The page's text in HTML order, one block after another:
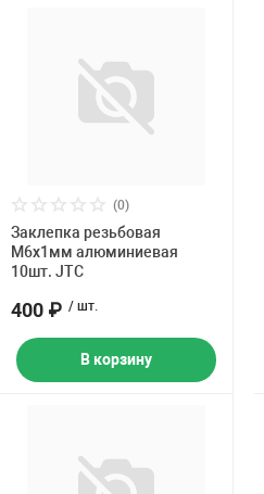
(0)
Заклепка резьбовая
M6х1мм алюминиевая
10шт. JTC
400 ₽ / шт.
В корзину